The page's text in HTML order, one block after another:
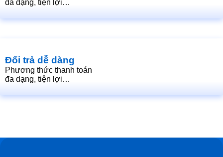
đa dạng, tiện lợi…
Đổi trả dễ dàng
Phương thức thanh toán
đa dạng, tiện lợi…